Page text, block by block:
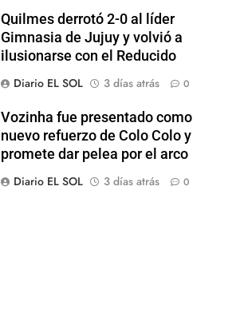
Quilmes derrotó 2-0 al líder
Gimnasia de Jujuy y volvió a
ilusionarse con el Reducido
Diario EL SOL
3 días atrás 0
Vozinha fue presentado como
nuevo refuerzo de Colo Colo y
promete dar pelea por el arco
Diario EL SOL
3 días atrás 0